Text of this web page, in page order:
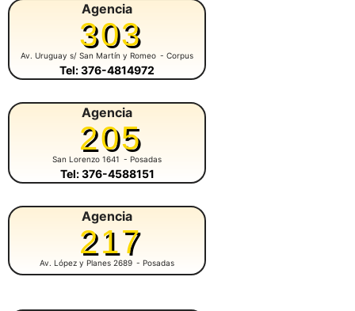
Agencia
303
Av. Uruguay s/ San Martín y Romeo - Corpus
Tel: 376-4814972
Agencia
205
San Lorenzo 1641 - Posadas
Tel: 376-4588151
Agencia
217
Av. López y Planes 2689 - Posadas